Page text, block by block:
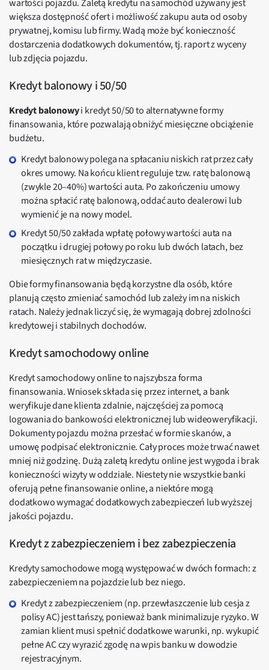
wartości pojazdu. Zaletą kredytu na samochód używany jest
większa dostępność ofert i możliwość zakupu auta od osoby
prywatnej, komisu lub firmy. Wadą może być konieczność
dostarczenia dodatkowych dokumentów, tj. raport z wyceny
lub zdjęcia pojazdu.
Kredyt balonowy i 50/50
Kredyt balonowyi kredyt 50/50 to alternatywne formy
finansowania, które pozwalają obniżyć miesięczne obciążenie
budżetu.
Kredyt balonowy polega na spłacaniu niskich rat przez cały
okres umowy. Na końcu klient reguluje tzw. ratę balonową
(zwykle 20–40%) wartości auta. Po zakończeniu umowy
można spłacić ratę balonową, oddać auto dealerowi lub
wymienić je na nowy model.
Kredyt 50/50 zakłada wpłatę połowy wartości auta na
początku i drugiej połowy po roku lub dwóch latach, bez
miesięcznych rat w międzyczasie.
Obie formy finansowania będą korzystne dla osób, które
planują często zmieniać samochód lub zależy im na niskich
ratach. Należy jednak liczyć się, że wymagają dobrej zdolności
kredytowej i stabilnych dochodów.
Kredyt samochodowy online
Kredyt samochodowy online to najszybsza forma
finansowania. Wniosek składa się przez internet, a bank
weryfikuje dane klienta zdalnie, najczęściej za pomocą
logowania do bankowości elektronicznej lub wideoweryfikacji.
Dokumenty pojazdu można przesłać w formie skanów, a
umowę podpisać elektronicznie. Cały proces może trwać nawet
mniej niż godzinę. Dużą zaletą kredytu online jest wygoda i brak
konieczności wizyty w oddziale. Niestety nie wszystkie banki
oferują pełne finansowanie online, a niektóre mogą
dodatkowo wymagać dodatkowych zabezpieczeń lub wyższej
jakości pojazdu.
Kredyt z zabezpieczeniem i bez zabezpieczenia
Kredyty samochodowe mogą występować w dwóch formach: z
zabezpieczeniem na pojazdzie lub bez niego.
Kredyt z zabezpieczeniem (np. przewłaszczenie lub cesja z
polisy AC) jest tańszy, ponieważ bank minimalizuje ryzyko. W
zamian klient musi spełnić dodatkowe warunki, np. wykupić
pełne AC czy wyrazić zgodę na wpis banku w dowodzie
rejestracyjnym.